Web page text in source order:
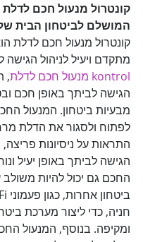
קונטרול מנעול חכם
המושלם לביטחון הבית
קונטרול מנעול חכם לדלת
מתקדם ויעיל לניהול
kontrol מנעול חכם לדלת
,
הגישה לביתך באופן חכם
מבעיות ביטחון. המנעול
לפתוח ולסגור את הדלת
התראות על ניסיונות
הגישה לביתך באופן יעיל
החכם גם יכול להיות
חניה, כדי ליצור מערכת
ומקיפה. בנוסף, המנעול